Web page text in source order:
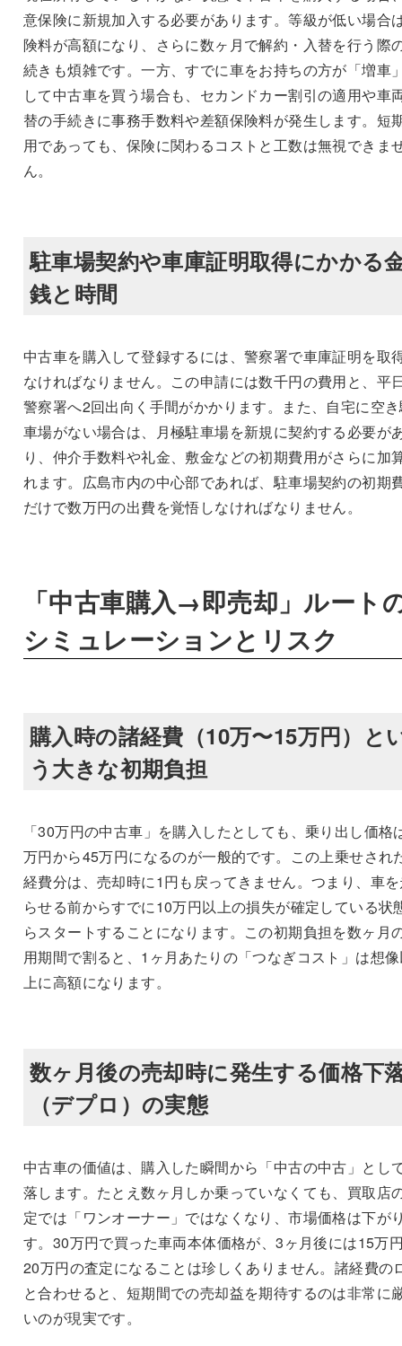
意保険に新規加入する必要があります。等級が低い場合
険料が高額になり、さらに数ヶ月で解約・入替を行う際
続きも煩雑です。一方、すでに車をお持ちの方が「増車
して中古車を買う場合も、セカンドカー割引の適用や車
替の手続きに事務手数料や差額保険料が発生します。短
用であっても、保険に関わるコストと工数は無視できま
ん。
駐車場契約や車庫証明取得にかかる
銭と時間
中古車を購入して登録するには、警察署で車庫証明を取
なければなりません。この申請には数千円の費用と、平
警察署へ2回出向く手間がかかります。また、自宅に空
車場がない場合は、月極駐車場を新規に契約する必要が
り、仲介手数料や礼金、敷金などの初期費用がさらに加
れます。広島市内の中心部であれば、駐車場契約の初期
だけで数万円の出費を覚悟しなければなりません。
「中古車購入→即売却」ルート
シミュレーションとリスク
購入時の諸経費（10万〜15万円）と
う大きな初期負担
「30万円の中古車」を購入したとしても、乗り出し価格
万円から45万円になるのが一般的です。この上乗せされ
経費分は、売却時に1円も戻ってきません。つまり、車
らせる前からすでに10万円以上の損失が確定している状
らスタートすることになります。この初期負担を数ヶ月
用期間で割ると、1ヶ月あたりの「つなぎコスト」は想
上に高額になります。
数ヶ月後の売却時に発生する価格下
（デプロ）の実態
中古車の価値は、購入した瞬間から「中古の中古」とし
落します。たとえ数ヶ月しか乗っていなくても、買取店
定では「ワンオーナー」ではなくなり、市場価格は下が
す。30万円で買った車両本体価格が、3ヶ月後には15万
20万円の査定になることは珍しくありません。諸経費の
と合わせると、短期間での売却益を期待するのは非常に
いのが現実です。